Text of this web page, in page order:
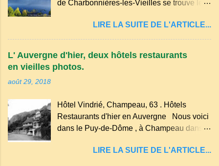
verdure, d'un étang, d'une bambouseraie
des souvenirs tout cela dans un grand parc
arboré.
de Charbonnières-les-Vieilles se trouve le
d'explosion) rempli d’eau, appelé : le Lac de
Tazenat ou Tazanat, il est le premier et le
plus au nord de la Chaîne des Puys qui en
compte près de soixante. En Auvergne
"sans fond" et en forme d'entonnoir
entraînant vers les entrailles de la terre, les
malheureux qui s'approchaient trop de
LIRE LA SUITE DE L'ARTICLE...
L' Auvergne d'hier, deux hôtels restaurants
en vieilles photos.
août 29, 2018
Hôtel Vindrié, Champeau, 63 . Hôtels
Restaurants d'hier en Auvergne Nous voici
dans le Puy-de-Dôme , à Champeau dans
Servant . L'Hôtel-Restaurant Vindrié était
LIRE LA SUITE DE L'ARTICLE...